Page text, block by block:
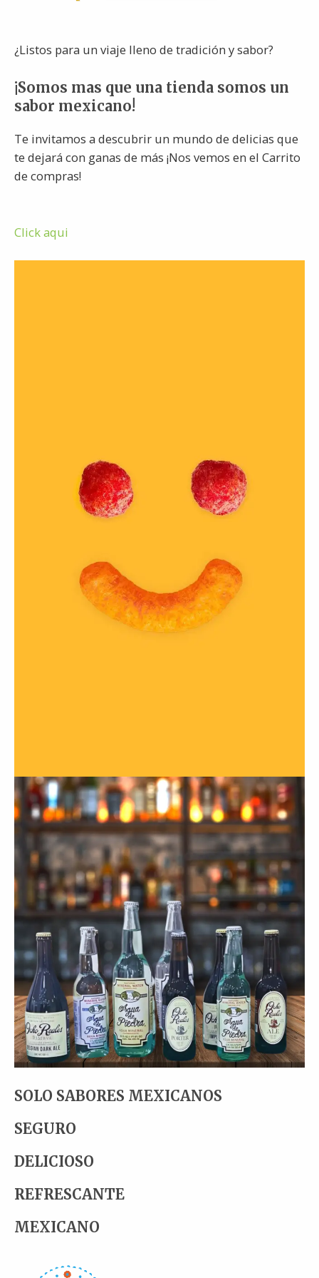
¿Listos para un viaje lleno de tradición y sabor?
¡Somos mas que una tienda somos un
sabor mexicano!
Te invitamos a descubrir un mundo de delicias que
te dejará con ganas de más ¡Nos vemos en el Carrito
de compras!
Click aqui
SOLO SABORES MEXICANOS
SEGURO
DELICIOSO
REFRESCANTE
MEXICANO